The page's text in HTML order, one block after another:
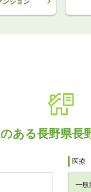
ある長野県長
医療
一般